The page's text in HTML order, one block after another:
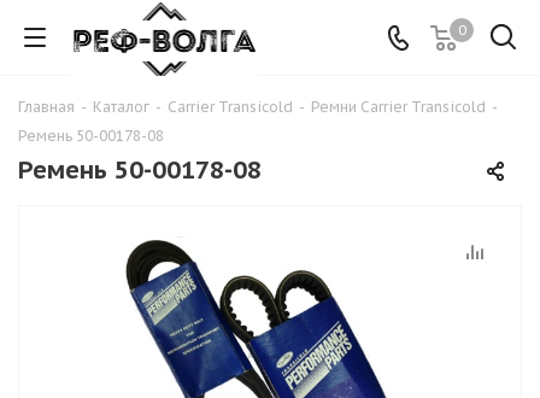
0
Главная - Каталог - Carrier Transicold - Ремни Carrier Transicold -
Ремень 50-00178-08
Ремень 50-00178-08